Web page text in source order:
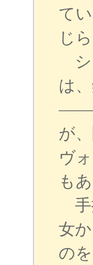
て
じ
シ
は
―――
が
ヴ
も
手
女
の